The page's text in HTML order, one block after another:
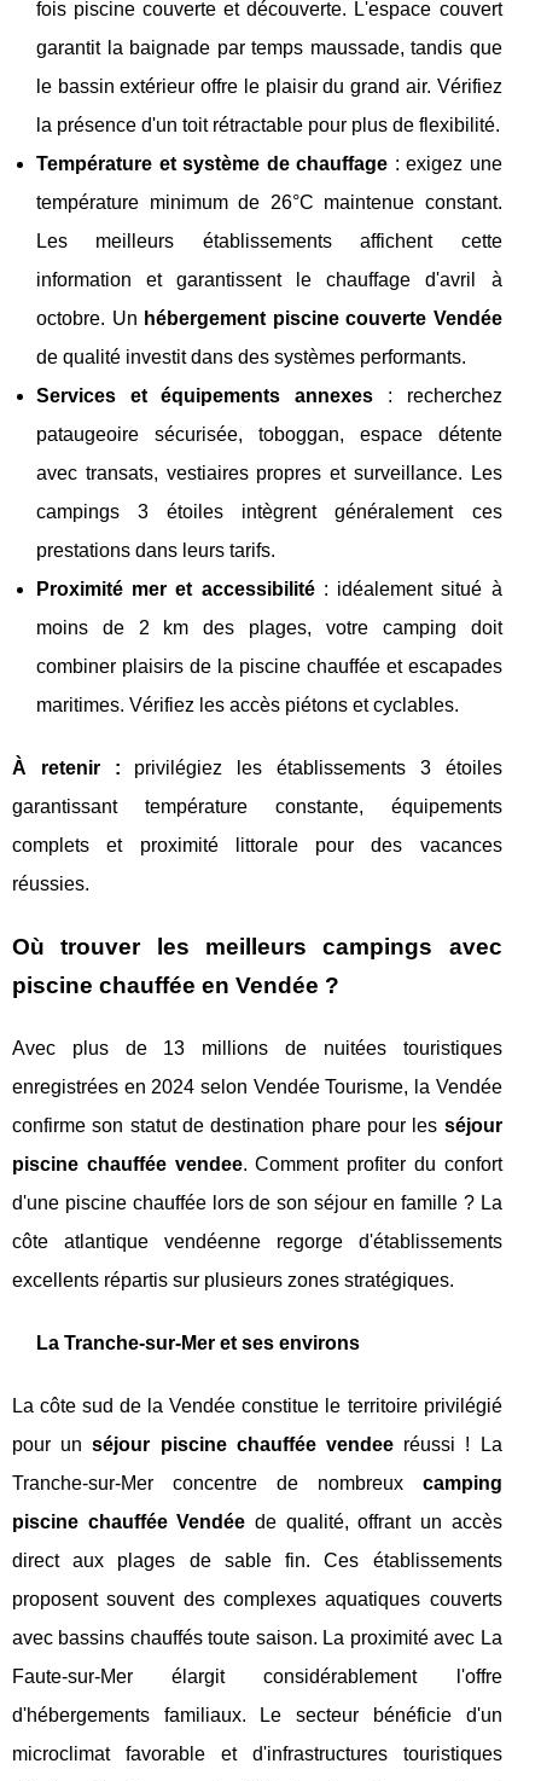
fois piscine couverte et découverte. L'espace couvert
garantit la baignade par temps maussade, tandis que
le bassin extérieur offre le plaisir du grand air. Vérifiez
la présence d'un toit rétractable pour plus de flexibilité.
Température et système de chauffage : exigez une
température minimum de 26°C maintenue constant.
Les meilleurs établissements affichent cette
information et garantissent le chauffage d'avril à
octobre. Un hébergement piscine couverte Vendée
de qualité investit dans des systèmes performants.
Services et équipements annexes : recherchez
pataugeoire sécurisée, toboggan, espace détente
avec transats, vestiaires propres et surveillance. Les
campings 3 étoiles intègrent généralement ces
prestations dans leurs tarifs.
Proximité mer et accessibilité: idéalement situé à
moins de 2 km des plages, votre camping doit
combiner plaisirs de la piscine chauffée et escapades
maritimes. Vérifiez les accès piétons et cyclables.
À retenir : privilégiez les établissements 3 étoiles
garantissant température constante, équipements
complets et proximité littorale pour des vacances
réussies.
Où trouver les meilleurs campings avec
piscine chauffée en Vendée ?
Avec plus de 13 millions de nuitées touristiques
enregistrées en 2024 selon Vendée Tourisme, la Vendée
confirme son statut de destination phare pour les séjour
piscine chauffée vendee. Comment profiter du confort
d'une piscine chauffée lors de son séjour en famille ? La
côte atlantique vendéenne regorge d'établissements
excellents répartis sur plusieurs zones stratégiques.
La Tranche-sur-Mer et ses environs
La côte sud de la Vendée constitue le territoire privilégié
pour unséjour piscine chauffée vendee réussi ! La
Tranche-sur-Mer concentre de nombreux camping
piscine chauffée Vendée de qualité, offrant un accès
direct aux plages de sable fin. Ces établissements
proposent souvent des complexes aquatiques couverts
avec bassins chauffés toute saison. La proximité avec La
Faute-sur-Mer élargit considérablement l'offre
d'hébergements familiaux. Le secteur bénéficie d'un
microclimat favorable et d'infrastructures touristiques